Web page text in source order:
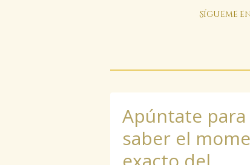
Sígueme
Apúntate para
saber el